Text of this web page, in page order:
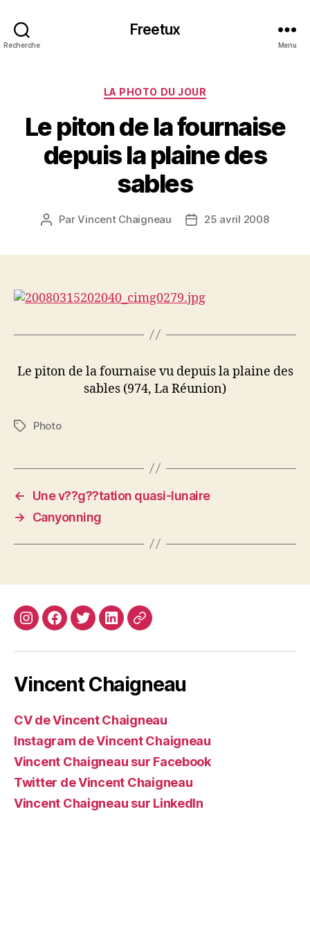
Recherche
Freetux
Menu
Catégories
LA PHOTO DU JOUR
Le piton de la fournaise
depuis la plaine des
sables
Auteur
ParVincent Chaigneau
Date25 avril 2008
Le piton de la fournaise vu depuis la plaine des
sables (974, La Réunion)
Étiquettes
Photo
←
Une v??g??tation quasi-lunaire
→
Canyonning
InstagramFacebook
TwitterLinkedin
Site
Vincent Chaigneau
CV de Vincent Chaigneau
Instagram de Vincent Chaigneau
Vincent Chaigneau sur Facebook
Twitter de Vincent Chaigneau
Vincent Chaigneau sur LinkedIn